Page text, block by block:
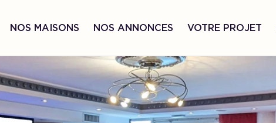
NOS MAISONS NOS ANNONCES VOTRE PROJET